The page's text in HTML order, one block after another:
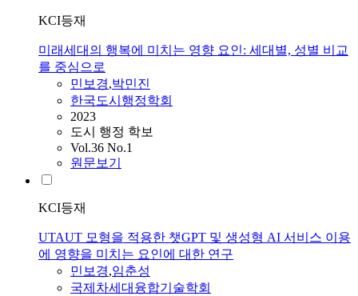
KCI등재
미래세대의 행복에 미치는 영향 요인: 세대별, 성별 비교
를 중심으로
민보경,박민진
한국도시행정학회
2023
도시 행정 학보
Vol.36 No.1
원문보기
KCI등재
UTAUT 모형을 적용한 챗GPT 및 생성형 AI 서비스 이용
에 영향을 미치는 요인에 대한 연구
민보경,임춘성
국제차세대융합기술학회